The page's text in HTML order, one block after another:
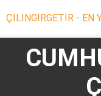
ÇİLİNGİRGETİR - EN
Çilingir Ara
Çilingir misin? Bize